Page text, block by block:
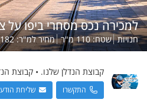
למכירה נכס מסחרי ביפו על
חנויות שטח:110מ"ר מחיר למ"ר:
קבוצת הנדלן שלנו. • קבוצת
התקשרו שליחת